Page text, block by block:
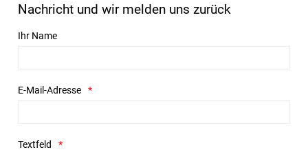
Nachricht und wir melden uns zurück
Ihr Name
E-Mail-Adresse
Textfeld